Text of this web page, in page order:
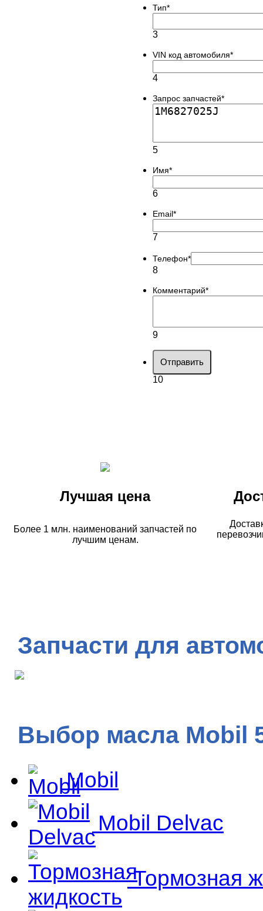
Тип*
3
VIN код автомобиля*
4
Запрос запчастей*
5
Имя*
6
Email*
7
Телефон*
8
Комментарий*
9
Отправить
10
Лучшая цена
Более 1 млн. наименований запчастей по
лучшим ценам.
Запчасти для
Выбор масла Mobil
Mobil
Mobil Delvac
Тормозная